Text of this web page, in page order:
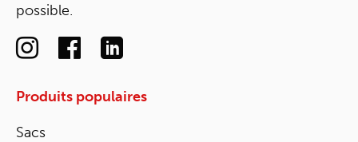
possible.
Produits populaires
Sacs